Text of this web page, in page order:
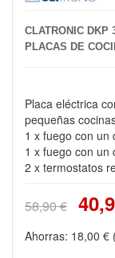
CLATRONIC DKP
PLACAS DE
Placa eléctrica
pequeñas
1 x fuego con un
1 x fuego con un
2 x termostatos
58,90 €
Ahorras: 18,00 €